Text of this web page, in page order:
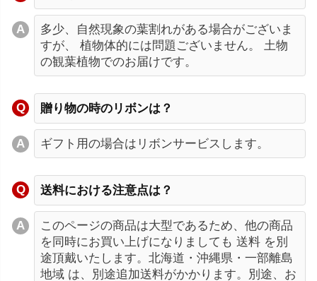
多少、自然現象の葉割れがある場合がございま
すが、 植物体的には問題ございません。 土物
の観葉植物でのお届けです。
贈り物の時のリボンは？
ギフト用の場合はリボンサービスします。
送料における注意点は？
このページの商品は大型であるため、他の商品
を同時にお買い上げになりましても 送料 を別
途頂戴いたします。北海道・沖縄県・一部離島
地域 は、別途追加送料がかかります。別途、お